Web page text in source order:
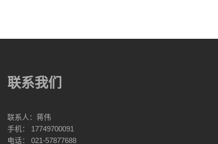
联系我们
联系人：蒋伟
手机： 17749700091
电话： 021-57877688